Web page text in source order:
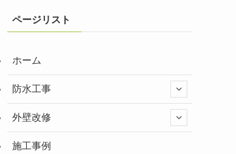
ページリスト
ホーム
防水工事
外壁改修
施工事例